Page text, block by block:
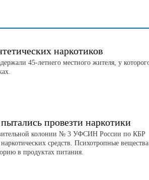
наркотиков
45-летнего местного жителя, у
провезти наркотики
колонии № 3 УФСИН России по КБР
средств. Психотропные вещества
в продуктах питания.